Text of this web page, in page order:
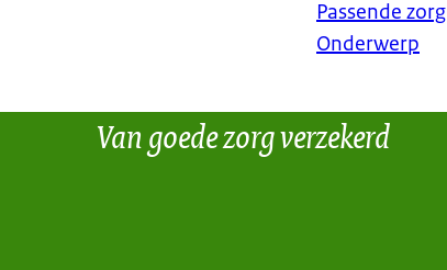
Passende zorg
Onderwerp
Van goede zorg verzekerd